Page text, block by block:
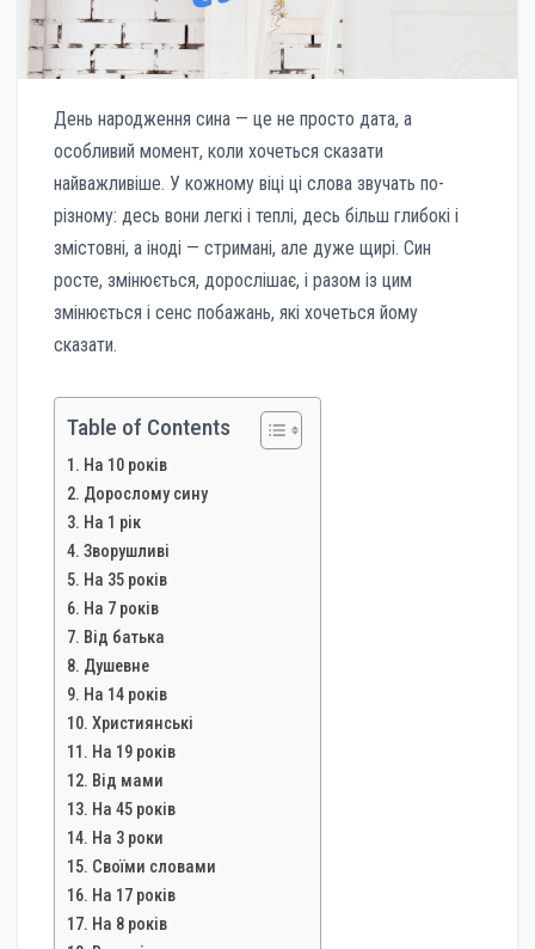
День народження сина — це не просто дата, а
особливий момент, коли хочеться сказати
найважливіше. У кожному віці ці слова звучать по-
різному: десь вони легкі і теплі, десь більш глибокі і
змістовні, а іноді — стримані, але дуже щирі. Син
росте, змінюється, дорослішає, і разом із цим
змінюється і сенс побажань, які хочеться йому
сказати.
Table of Contents
На 10 років
Дорослому сину
На 1 рік
Зворушливі
На 35 років
На 7 років
Від батька
Душевне
На 14 років
Християнські
На 19 років
Від мами
На 45 років
На 3 роки
Своїми словами
На 17 років
На 8 років